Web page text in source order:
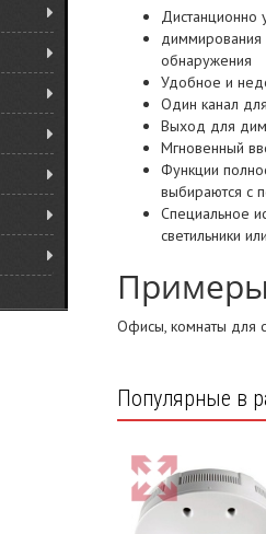
Дистанционно
диммирования
обнаружения
Удобное и
Один канал
Выход для
Мгновенный
Функции
выбираются с
Специальное
светильники
Офисы, комнаты для
Популярные в